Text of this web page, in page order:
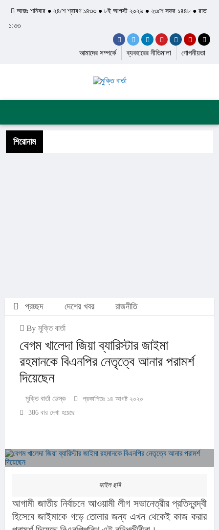
আজঃ শনিবার ● ২৪শে শ্রাবণ ১৪৩৩ ● ৮ই আগস্ট ২০২৬ ● ২৩শে সফর ১৪৪৮ ● রাত
১:৩৩
আমাদের সম্পর্কে ব্যবহারের নীতিমালা গোপনীয়তা
অপরাধ
শিরোনাম
প্রচ্ছদ দেশের খবর রাজনীতি
By মুক্তি বার্তা
বেগম খালেদা জিয়া ব্যারিস্টার জাইমা
রহমানকে বিএনপির নেতৃত্বে আনার পরামর্শ
দিয়েছেন
মুক্তি বার্তা ডেস্ক
প্রকাশিতঃ ১৪ আগষ্ট ২০২০
386 বার দেখা হয়েছে
ফাইল ছবি
আগামী জাতীয় নির্বাচনে আওয়ামী লীগ সভানেত্রীর প্রতিদ্বন্দ্বী
হিসেবে জাইমাকে গড়ে তোলার জন্য এখন থেকেই কাজ করার